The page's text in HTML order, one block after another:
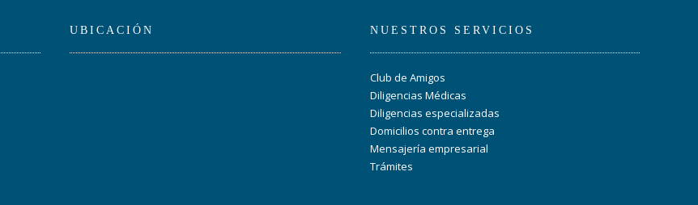
UBICACIÓN NUESTROS SERVICIOS
Club de Amigos
Diligencias Médicas
Diligencias especializadas
Domicilios contra entrega
Mensajería empresarial
Trámites